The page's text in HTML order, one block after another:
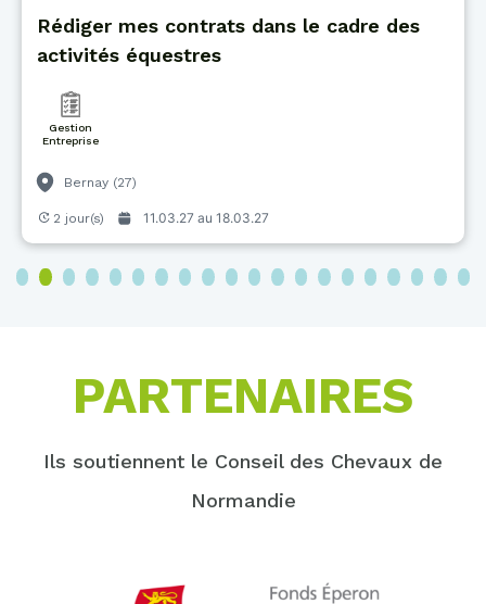
Rédiger mes contrats dans le cadre des
activités équestres
Gestion
Entreprise
Bernay (27)
2 jour(s) 11.03.27 au 18.03.27
3 4 5 6 7 8 9 10 11 12 13 14 15 16 17 18 19 20
PARTENAIRES
Ils soutiennent le Conseil des Chevaux de
Normandie